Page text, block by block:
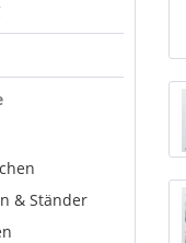
& Ständer